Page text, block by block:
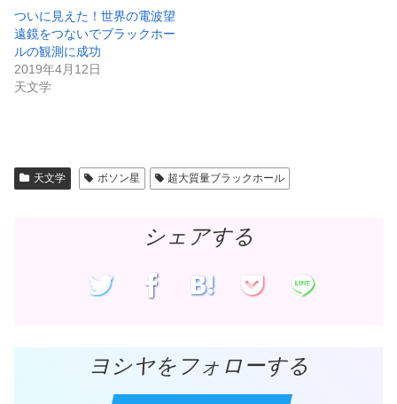
し
い
ウ
ィ
ン
ド
ウ
で
開
ク
し
て
く
だ
さ
い
ウ
で
開
ついに見えた！世界の電波望
遠鏡をつないでブラックホー
ルの観測に成功
2019年4月12日
天文学
天文学 ボソン星 超大質量ブラックホール
シェアする
ヨシヤをフォローする